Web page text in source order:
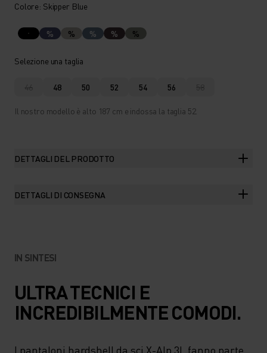
Colore: Skipper Blue
% % % % %
Selezione una taglia
46 48 50 52 54 56 58
Il nostro modello è alto 187 cm e indossa la taglia 52.
DETTAGLI DEL PRODOTTO
DETTAGLI DI CONSEGNA
IN SINTESI
ULTRA TECNICI E
INCREDIBILMENTE COMODI.
I pantaloni hardshell da sci X-Alp 3L fanno parte